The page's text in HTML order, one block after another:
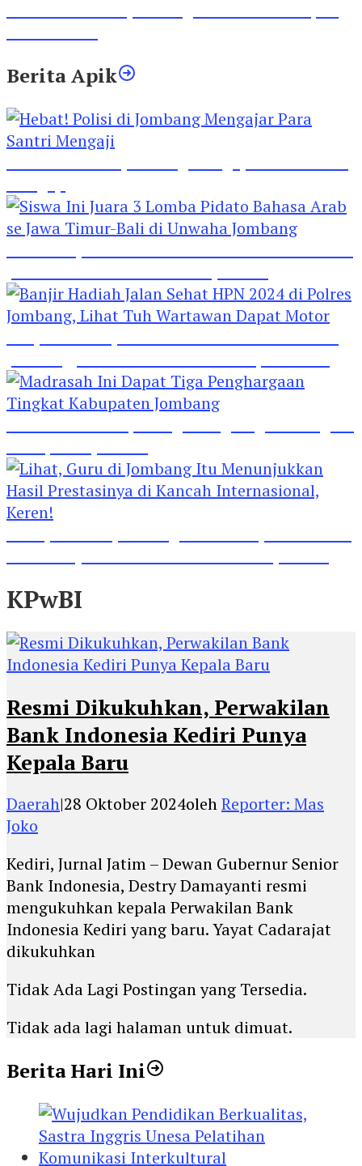
Berita Apik
KPwBI
Resmi Dikukuhkan, Perwakilan
Bank Indonesia Kediri Punya
Kepala Baru
Daerah|28 Oktober 2024olehReporter: Mas
Joko
Kediri, Jurnal Jatim – Dewan Gubernur Senior
Bank Indonesia, Destry Damayanti resmi
mengukuhkan kepala Perwakilan Bank
Indonesia Kediri yang baru. Yayat Cadarajat
dikukuhkan
Tidak Ada Lagi Postingan yang Tersedia.
Tidak ada lagi halaman untuk dimuat.
Berita Hari Ini